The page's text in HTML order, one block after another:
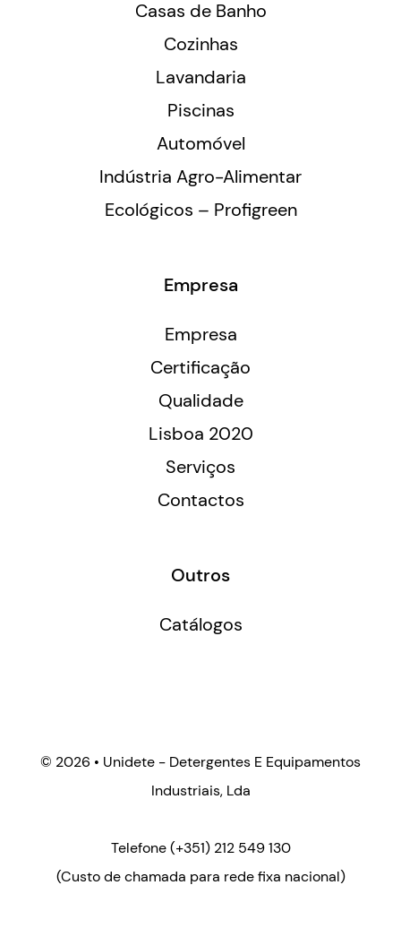
Casas de Banho
Cozinhas
Lavandaria
Piscinas
Automóvel
Indústria Agro-Alimentar
Ecológicos – Profigreen
Empresa
Empresa
Certificação
Qualidade
Lisboa 2020
Serviços
Contactos
Outros
Catálogos
© 2026 • Unidete - Detergentes E Equipamentos
Industriais, Lda
Telefone(+351) 212 549 130
(Custo de chamada para rede fixa nacional)